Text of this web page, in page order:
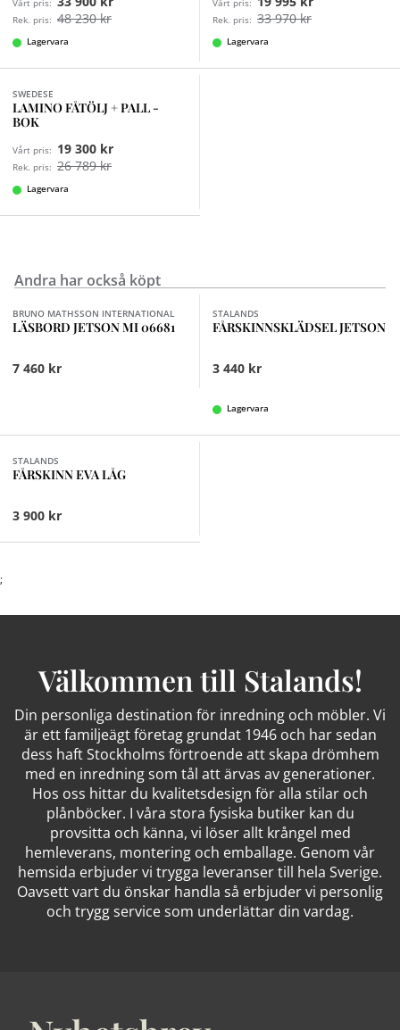
Vårt pris:
Rek. pris: 48 230 kr
Lagervara
Vårt pris:
Rek. pris: 33 970 kr
Lagervara
SWEDESE
LAMINO FÅTÖLJ + PALL -
BOK
Vårt pris: 19 300 kr
Rek. pris: 26 789 kr
Lagervara
Andra har också köpt
BRUNO MATHSSON INTERNATIONAL
LÄSBORD JETSON MI 06681
7 460 kr
STALANDS
FÅRSKINNSKLÄDSEL JETSON
3 440 kr
Lagervara
STALANDS
FÅRSKINN EVA LÅG
3 900 kr
;
Välkommen till Stalands!
Din personliga destination för inredning och möbler. Vi
är ett familjeägt företag grundat 1946 och har sedan
dess haft Stockholms förtroende att skapa drömhem
med en inredning som tål att ärvas av generationer.
Hos oss hittar du kvalitetsdesign för alla stilar och
plånböcker. I våra stora fysiska butiker kan du
provsitta och känna, vi löser allt krångel med
hemleverans, montering och emballage. Genom vår
hemsida erbjuder vi trygga leveranser till hela Sverige.
Oavsett vart du önskar handla så erbjuder vi personlig
och trygg service som underlättar din vardag.